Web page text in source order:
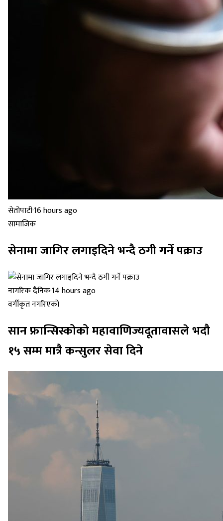
सेतोपाटी·16 hours ago
सामाजिक
सेनामा जागिर लगाइदिने भन्दै ठगी गर्ने पक्राउ
नागरिक दैनिक·14 hours ago
वर्गीकृत नगरिएको
सान फ्रान्सिस्कोको महावाणिज्यदूतावासले भदौ
१५ सम्म मात्रै कन्सुलर सेवा दिने